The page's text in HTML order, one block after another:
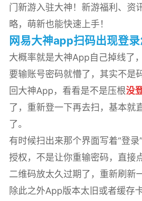
门新游入驻大神！新游福利、资
略，萌新也能快速上手！
网易大神app扫码出现登
大概率就是大神App自己掉线了
要输账号密码就懵了，其实不是
回大神App，看看是不是压根没
了，重新登一下再去扫，基本就
了。
有时候扫出来那个界面写着“登
授权，不是让你重输密码，直接
二维码放太久过期了，重新刷新
除此之外App版本太旧或者缓存